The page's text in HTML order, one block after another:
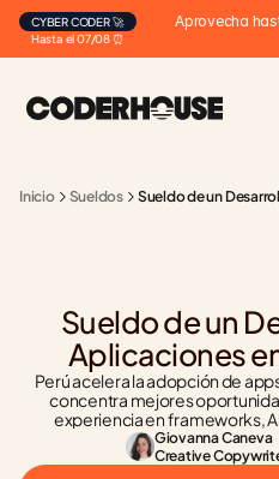
Hasta el 07/08 ⏰
CYBER CODER 🚀 Aprovecha
Inicio Sueldos Sueldo de un
Sueldo de un
Aplicaciones
Perú acelera la adopción de
concentra mejores
experiencia en frameworks,
Giovanna Caneva
Creative